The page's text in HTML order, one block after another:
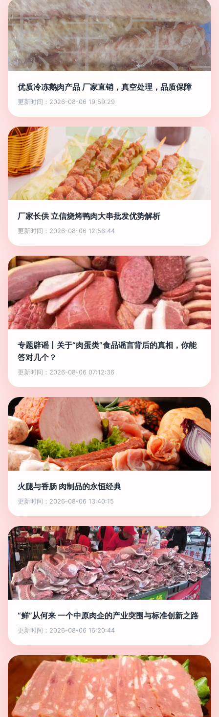
优质冷冻鹅肉产品 厂家直销，真空处理，品质保障
更新时间：2026-08-06 19:59:29
厂家长供 立信烧烤鸭肉大串批发优势解析
更新时间：2026-08-06 12:56:44
专题辟谣丨关于“肉蛋类”食品谣言背后的真相，你能
答对几个？
更新时间：2026-08-06 07:12:36
火腿与香肠 肉制品的永恒经典
更新时间：2026-08-06 13:40:15
“鲜”从何来 一个中原肉企的产业突围与标准创新之路
更新时间：2026-08-06 16:20:44